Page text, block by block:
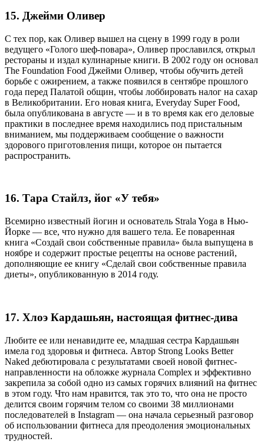
15. Джейми Оливер
С тех пор, как Оливер вышел на сцену в 1999 году в роли
ведущего «Голого шеф-повара», Оливер прославился, открыл
рестораны и издал кулинарные книги. В 2002 году он основал
The Foundation Food Джейми Оливер, чтобы обучить детей
борьбе с ожирением, а также появился в сентябре прошлого
года перед Палатой общин, чтобы лоббировать налог на сахар
в Великобритании. Его новая книга, Everyday Super Food,
была опубликована в августе — и в то время как его деловые
практики в последнее время находились под пристальным
вниманием, мы поддерживаем сообщение о важности
здорового приготовления пищи, которое он пытается
распространить.
16. Тара Стайлз, йог «У тебя»
Всемирно известный йогин и основатель Strala Yoga в Нью-
Йорке — все, что нужно для вашего тела. Ее поваренная
книга «Создай свои собственные правила» была выпущена в
ноябре и содержит простые рецепты на основе растений,
дополняющие ее книгу «Сделай свои собственные правила
диеты», опубликованную в 2014 году.
17. Хлоэ Кардашьян, настоящая фитнес-дива
Любите ее или ненавидите ее, младшая сестра Кардашьян
имела год здоровья и фитнеса. Автор Strong Looks Better
Naked дебютировала с результатами своей новой фитнес-
направленности на обложке журнала Complex и эффективно
закрепила за собой одно из самых горячих влияний на фитнес
в этом году. Что нам нравится, так это то, что она не просто
делится своим горячим телом со своими 38 миллионами
последователей в Instagram — она начала серьезный разговор
об использовании фитнеса для преодоления эмоциональных
трудностей.